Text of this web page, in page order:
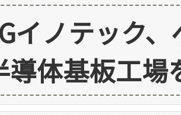
イノテック
導体基板工場